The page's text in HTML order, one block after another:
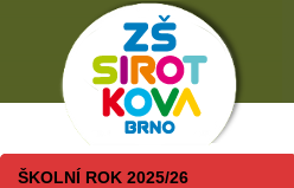
ŠKOLNÍ ROK 2025/26